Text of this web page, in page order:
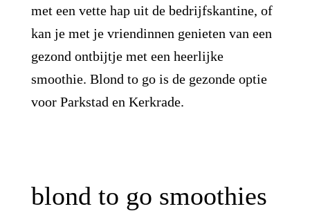
met een vette hap uit de bedrijfskantine, of
kan je met je vriendinnen genieten van een
gezond ontbijtje met een heerlijke
smoothie. Blond to go is de gezonde optie
voor Parkstad en Kerkrade.
blond to go smoothies